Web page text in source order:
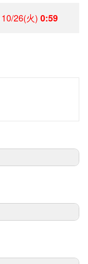
10/26(火) 0:59